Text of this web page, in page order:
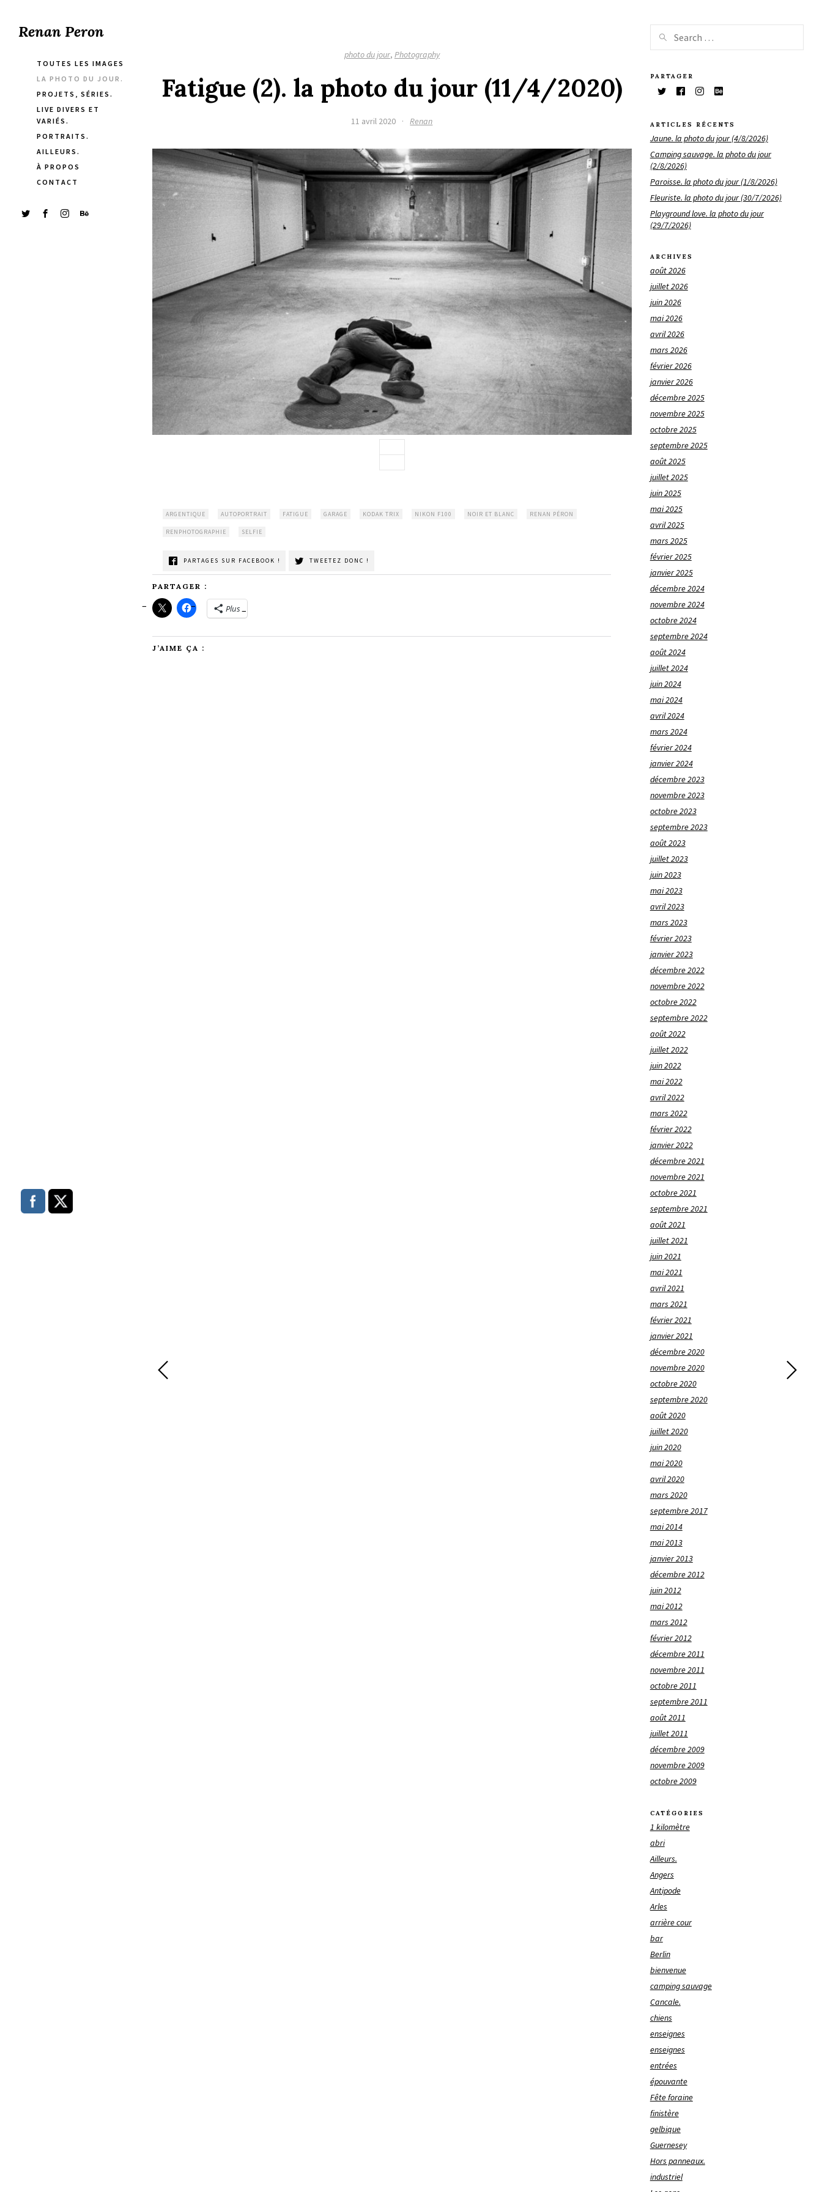
Renan Peron
TOUTES LES IMAGES
LA PHOTO DU JOUR.
PROJETS, SÉRIES.
LIVE DIVERS ET
VARIÉS.
PORTRAITS.
AILLEURS.
À PROPOS
CONTACT
photo du jour, Photography
Fatigue (2). la photo du jour (11/4/2020)
11 avril 2020 · Renan
ARGENTIQUE AUTOPORTRAIT FATIGUE GARAGE KODAK TRIX NIKON F100 NOIR ET BLANC RENAN PÉRON
RENPHOTOGRAPHIE SELFIE
PARTAGES SUR FACEBOOK ! TWEETEZ DONC !
PARTAGER :
Plus
J’AIME ÇA :
PARTAGER
ARTICLES RÉCENTS
Jaune. la photo du jour (4/8/2026)
Camping sauvage. la photo du jour
(2/8/2026)
Paroisse. la photo du jour (1/8/2026)
Fleuriste. la photo du jour (30/7/2026)
Playground love. la photo du jour
(29/7/2026)
ARCHIVES
août 2026
juillet 2026
juin 2026
mai 2026
avril 2026
mars 2026
février 2026
janvier 2026
décembre 2025
novembre 2025
octobre 2025
septembre 2025
août 2025
juillet 2025
juin 2025
mai 2025
avril 2025
mars 2025
février 2025
janvier 2025
décembre 2024
novembre 2024
octobre 2024
septembre 2024
août 2024
juillet 2024
juin 2024
mai 2024
avril 2024
mars 2024
février 2024
janvier 2024
décembre 2023
novembre 2023
octobre 2023
septembre 2023
août 2023
juillet 2023
juin 2023
mai 2023
avril 2023
mars 2023
février 2023
janvier 2023
décembre 2022
novembre 2022
octobre 2022
septembre 2022
août 2022
juillet 2022
juin 2022
mai 2022
avril 2022
mars 2022
février 2022
janvier 2022
décembre 2021
novembre 2021
octobre 2021
septembre 2021
août 2021
juillet 2021
juin 2021
mai 2021
avril 2021
mars 2021
février 2021
janvier 2021
décembre 2020
novembre 2020
octobre 2020
septembre 2020
août 2020
juillet 2020
juin 2020
mai 2020
avril 2020
mars 2020
septembre 2017
mai 2014
mai 2013
janvier 2013
décembre 2012
juin 2012
mai 2012
mars 2012
février 2012
décembre 2011
novembre 2011
octobre 2011
septembre 2011
août 2011
juillet 2011
décembre 2009
novembre 2009
octobre 2009
CATÉGORIES
1 kilomètre
abri
Ailleurs.
Angers
Antipode
Arles
arrière cour
bar
Berlin
bienvenue
camping sauvage
Cancale.
chiens
enseignes
enseignes
entrées
épouvante
Fête foraine
finistère
gelbique
Guernesey
Hors panneaux.
industriel